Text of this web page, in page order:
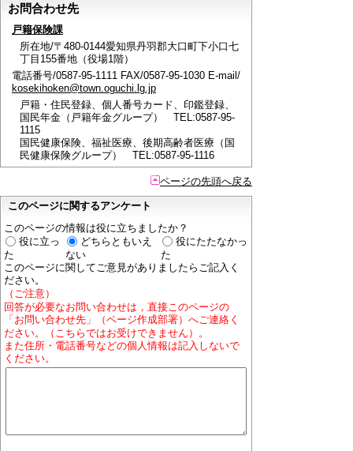
お問合わせ先
戸籍保険課
所在地/〒480-0144愛知県丹羽郡大口町下小口七
丁目155番地（役場1階）
電話番号/0587-95-1111 FAX/0587-95-1030 E-mail/
kosekihoken@town.oguchi.lg.jp
戸籍・住民登録、個人番号カード、印鑑登録、
国民年金（戸籍年金グループ） TEL:0587-95-
1115
国民健康保険、福祉医療、後期高齢者医療（国
民健康保険グループ） TEL:0587-95-1116
ページの先頭へ戻る
このページに関するアンケート
このページの情報は役に立ちましたか？
役に立っ
た
どちらともいえ
ない
役にたたなかっ
た
このページに関してご意見がありましたらご記入く
ださい。
（ご注意）
回答が必要なお問い合わせは，直接このページの
「お問い合わせ先」（ページ作成部署）へご連絡く
ださい。（こちらではお受けできません）。
また住所・電話番号などの個人情報は記入しないで
ください。